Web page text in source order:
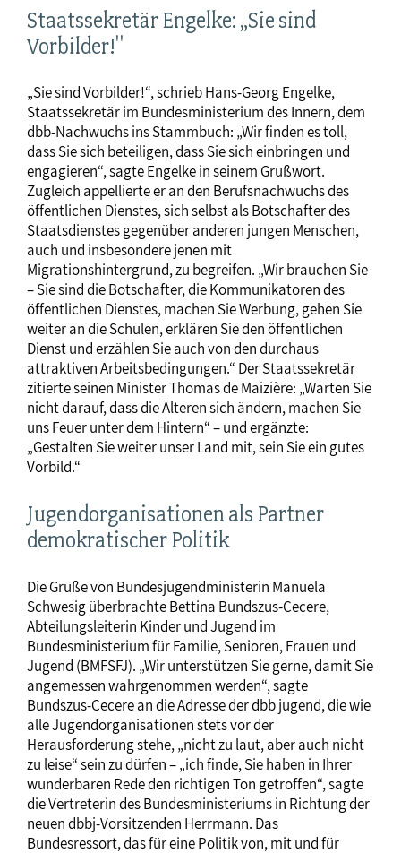
Staatssekretär Engelke: „Sie sind
Vorbilder!"
„Sie sind Vorbilder!“, schrieb Hans-Georg Engelke,
Staatssekretär im Bundesministerium des Innern, dem
dbb-Nachwuchs ins Stammbuch: „Wir finden es toll,
dass Sie sich beteiligen, dass Sie sich einbringen und
engagieren“, sagte Engelke in seinem Grußwort.
Zugleich appellierte er an den Berufsnachwuchs des
öffentlichen Dienstes, sich selbst als Botschafter des
Staatsdienstes gegenüber anderen jungen Menschen,
auch und insbesondere jenen mit
Migrationshintergrund, zu begreifen. „Wir brauchen Sie
– Sie sind die Botschafter, die Kommunikatoren des
öffentlichen Dienstes, machen Sie Werbung, gehen Sie
weiter an die Schulen, erklären Sie den öffentlichen
Dienst und erzählen Sie auch von den durchaus
attraktiven Arbeitsbedingungen.“ Der Staatssekretär
zitierte seinen Minister Thomas de Maizière: „Warten Sie
nicht darauf, dass die Älteren sich ändern, machen Sie
uns Feuer unter dem Hintern“ – und ergänzte:
„Gestalten Sie weiter unser Land mit, sein Sie ein gutes
Vorbild.“
Jugendorganisationen als Partner
demokratischer Politik
Die Grüße von Bundesjugendministerin Manuela
Schwesig überbrachte Bettina Bundszus-Cecere,
Abteilungsleiterin Kinder und Jugend im
Bundesministerium für Familie, Senioren, Frauen und
Jugend (BMFSFJ). „Wir unterstützen Sie gerne, damit Sie
angemessen wahrgenommen werden“, sagte
Bundszus-Cecere an die Adresse der dbb jugend, die wie
alle Jugendorganisationen stets vor der
Herausforderung stehe, „nicht zu laut, aber auch nicht
zu leise“ sein zu dürfen – „ich finde, Sie haben in Ihrer
wunderbaren Rede den richtigen Ton getroffen“, sagte
die Vertreterin des Bundesministeriums in Richtung der
neuen dbbj-Vorsitzenden Herrmann. Das
Bundesressort, das für eine Politik von, mit und für